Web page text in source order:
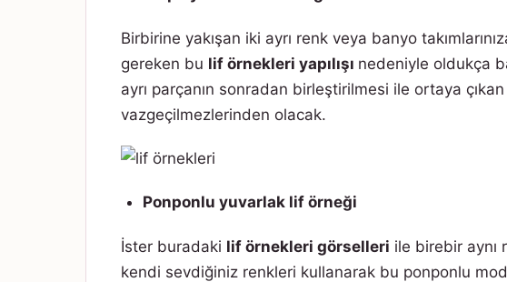
Birbirine yakışan iki ayrı renk veya banyo
gereken bu lif örnekleri yapılışı nedeniyle oldukça
ayrı parçanın sonradan birleştirilmesi ile ortaya
vazgeçilmezlerinden olacak.
Ponponlu yuvarlak lif örneği
İster buradaki lif örnekleri görselleri ile birebir aynı
kendi sevdiğiniz renkleri kullanarak bu ponponlu